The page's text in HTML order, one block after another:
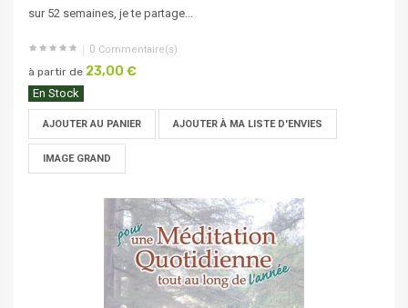
sur 52 semaines, je te partage...
0 Commentaire(s)
à partir de 23,00 €
En Stock
AJOUTER AU PANIER AJOUTER À MA LISTE D'ENVIES
IMAGE GRAND